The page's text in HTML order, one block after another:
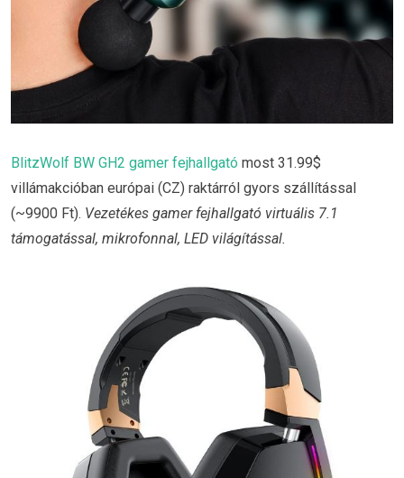
BlitzWolf BW GH2 gamer fejhallgató most 31.99$
villámakcióban európai (CZ) raktárról gyors szállítással
(~9900 Ft). Vezetékes gamer fejhallgató virtuális 7.1
támogatással, mikrofonnal, LED világítással.